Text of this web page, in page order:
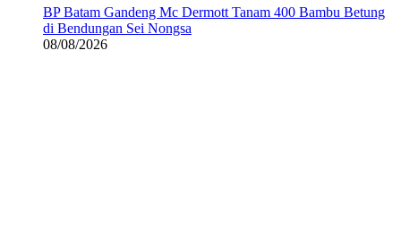
BP Batam Gandeng Mc Dermott Tanam 400 Bambu Betung
di Bendungan Sei Nongsa
08/08/2026